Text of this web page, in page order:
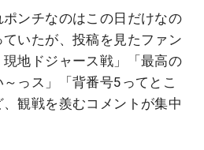
ンチなのはこの日だけなの
いたが、投稿を見たファン
地ドジャース戦」「最高の
っス」「背番号5ってとこ
観戦を羨むコメントが集中